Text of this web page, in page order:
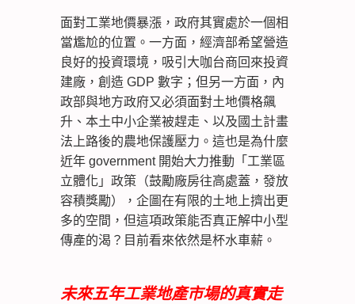
面對工業地價暴漲，政府其實處於一個相
當尷尬的位置。一方面，經濟部希望營造
良好的投資環境，吸引大咖台商回來投資
建廠，創造 GDP 數字；但另一方面，內
政部與地方政府又必須面對土地價格飆
升、本土中小企業被趕走、以及國土計畫
法上路後的農地保護壓力。這也是為什麼
近年 government 開始大力推動「工業區
立體化」政策（鼓勵廠房往高處蓋，發放
容積獎勵），企圖在有限的土地上擠出更
多的空間，但這項政策能否真正解中小型
傳產的渴？目前看來依然是杯水車薪。
未來五年工業地產市場的真實走